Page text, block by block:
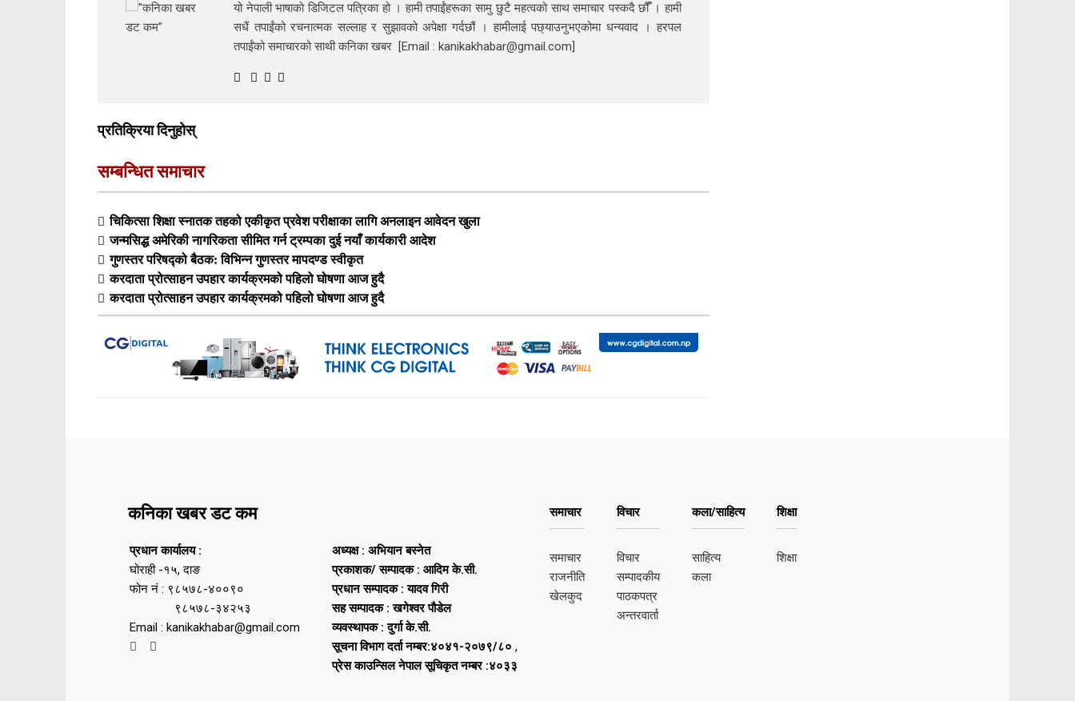
यो नेपाली भाषाको डिजिटल पत्रिका हो । हामी तपाईंहरूका सामु छुटै महत्वको साथ समाचार पस्कदै छौँँ । हामी
सधैं तपाईंको रचनात्मक सल्लाह र सुझावको अपेक्षा गर्दछौं । हामीलाई पछ्याउनुभएकोमा धन्यवाद । हरपल
तपाईंको समाचारको साथी कनिका खबर [Email : kanikakhabar@gmail.com]
प्रतिक्रिया दिनुहोस्
सम्बन्धित समाचार
चिकित्सा शिक्षा स्नातक तहको एकीकृत प्रवेश परीक्षाका लागि अनलाइन आवेदन खुला
जन्मसिद्ध अमेरिकी नागरिकता सीमित गर्न ट्रम्पका दुई नयाँ कार्यकारी आदेश
गुणस्तर परिषद्को बैठक: विभिन्न गुणस्तर मापदण्ड स्वीकृत
करदाता प्रोत्साहन उपहार कार्यक्रमको पहिलो घोषणा आज हुदै
करदाता प्रोत्साहन उपहार कार्यक्रमको पहिलो घोषणा आज हुदै
कनिका खबर डट कम
प्रधान कार्यालय :
घोराही -१५, दाङ
फोन नं : ९८५७८-४००९०
९८५७८-३४२५३
Email : kanikakhabar@gmail.com
अध्यक्ष : अभियान बस्नेत
प्रकाशक/ सम्पादक : आदिम के.सी.
प्रधान सम्पादक : यादव गिरी
सह सम्पादक : खगेश्वर पौडेल
व्यवस्थापक : दुर्गा के.सी.
सूचना विभाग दर्ता नम्बर:४०४१-२०७९/८० ,
प्रेस काउन्सिल नेपाल सूचिकृत नम्बर :४०३३
समाचार
समाचार
राजनीति
खेलकुद
विचार
विचार
सम्पादकीय
पाठकपत्र
अन्तरवार्ता
कला/साहित्य
साहित्य
कला
शिक्षा
शिक्षा